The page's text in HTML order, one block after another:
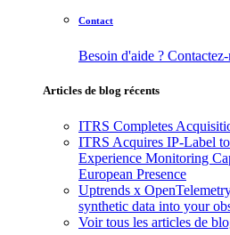
Contact
Besoin d'aide ?
Articles de blog récents
ITRS Completes
ITRS Acquires IP-Label
Experience Monitoring
European Presence
Uptrends x
synthetic data into your
Voir tous les articles de